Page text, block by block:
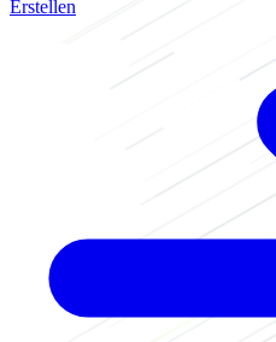
Erstellen